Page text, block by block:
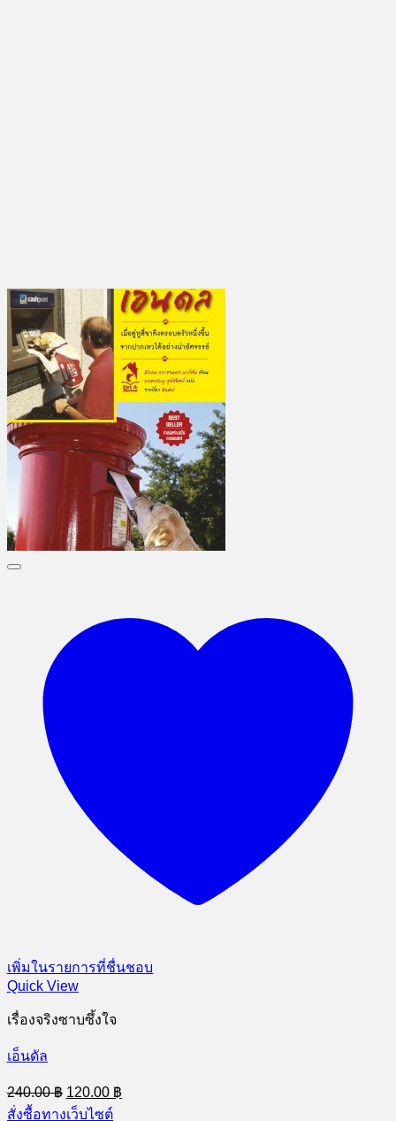
เพิ่มในรายการที่ชื่นชอบ
Quick View
เรื่องจริงซาบซึ้งใจ
เอ็นดัล
240.00฿ Original
price
120.00 ฿
price
สั่งซื้อทางเว็บไซต์